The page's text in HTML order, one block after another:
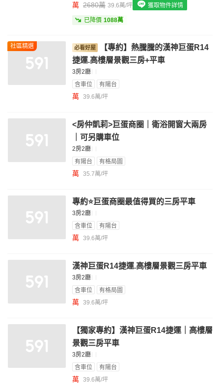
萬 2680萬 39.6萬/坪 獲取物件詳情
已降價 1088萬
社區精選
【專約】熱騰騰的漢神巨蛋R14
捷運.高樓層景觀三房+平車
3房2廳
含車位
有陽台
萬 39.6萬/坪
<房仲凱莉>巨蛋商圈｜衛浴開窗大兩房
｜可另購車位
2房2廳
有陽台
有格局圖
萬 35.7萬/坪
專約⭐️巨蛋商圈最值得買的三房平車
3房2廳
含車位
有陽台
萬 39.6萬/坪
漢神巨蛋R14捷運.高樓層景觀三房平車
3房2廳
含車位
有格局圖
萬 39.6萬/坪
【獨家專約】漢神巨蛋R14捷運｜高樓層
景觀三房平車
3房2廳
含車位
有陽台
萬 39.6萬/坪